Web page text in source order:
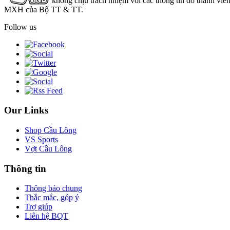
MXH của Bộ TT & TT.
Follow us
Our Links
Shop Cầu Lông
VS Sports
Vợt Cầu Lông
Thông tin
Thông báo chung
Thắc mắc, góp ý
Trợ giúp
Liên hệ BQT